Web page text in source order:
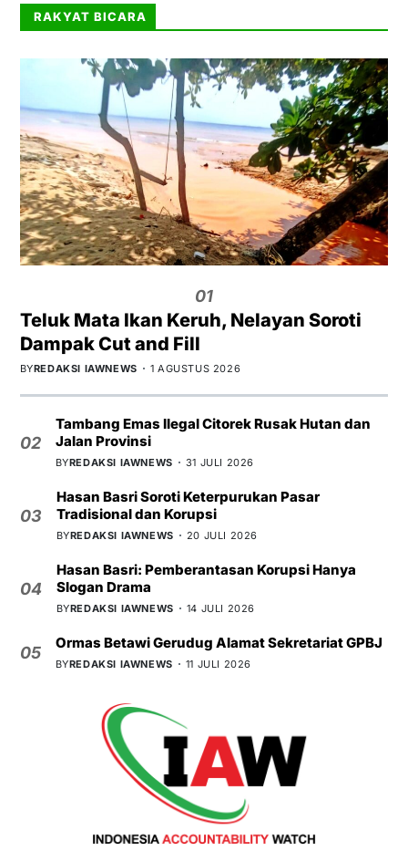
RAKYAT BICARA
01
Teluk Mata Ikan Keruh, Nelayan Soroti
Dampak Cut and Fill
BYREDAKSI IAWNEWS 1 AGUSTUS 2026
02
Tambang Emas Ilegal Citorek Rusak Hutan dan
Jalan Provinsi
BYREDAKSI IAWNEWS 31 JULI 2026
03
Hasan Basri Soroti Keterpurukan Pasar
Tradisional dan Korupsi
BYREDAKSI IAWNEWS 20 JULI 2026
04
Hasan Basri: Pemberantasan Korupsi Hanya
Slogan Drama
BYREDAKSI IAWNEWS 14 JULI 2026
05
Ormas Betawi Gerudug Alamat Sekretariat GPBJ
BYREDAKSI IAWNEWS 11 JULI 2026